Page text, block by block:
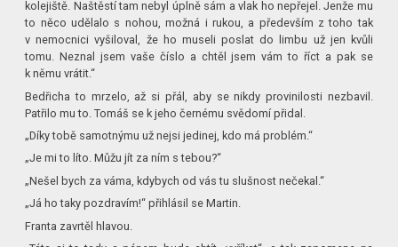
kolejiště. Naštěstí tam nebyl úplně sám a vlak ho nepřejel. Jenže mu
to něco udělalo s nohou, možná i rukou, a především z toho tak
v nemocnici vyšiloval, že ho museli poslat do limbu už jen kvůli
tomu. Neznal jsem vaše číslo a chtěl jsem vám to říct a pak se
k němu vrátit.“
Bedřicha to mrzelo, až si přál, aby se nikdy provinilosti nezbavil.
Patřilo mu to. Tomáš se k jeho černému svědomí přidal.
„Díky tobě samotnýmu už nejsi jedinej, kdo má problém.“
„Je mi to líto. Můžu jít za ním s tebou?“
„Nešel bych za váma, kdybych od vás tu slušnost nečekal.“
„Já ho taky pozdravím!“ přihlásil se Martin.
Franta zavrtěl hlavou.